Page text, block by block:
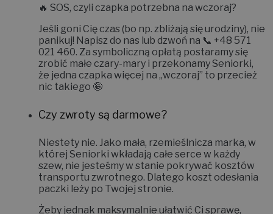
🔥 SOS, czyli czapka potrzebna na wczoraj?
Jeśli goni Cię czas (bo np. zbliżają się urodziny), nie
panikuj! Napisz do nas lub dzwoń na 📞 +48 571
021 460. Za symboliczną opłatą postaramy się
zrobić małe czary-mary i przekonamy Seniorki,
że jedna czapka więcej na „wczoraj” to przecież
nic takiego 🤪
Czy zwroty są darmowe?
Niestety nie. Jako mała, rzemieślnicza marka, w
której Seniorki wkładają całe serce w każdy
szew, nie jesteśmy w stanie pokrywać kosztów
transportu zwrotnego. Dlatego koszt odesłania
paczki leży po Twojej stronie.
Żeby jednak maksymalnie ułatwić Ci sprawę,